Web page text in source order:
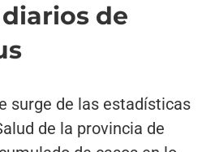
de
surge de las estadísticas
de la provincia de